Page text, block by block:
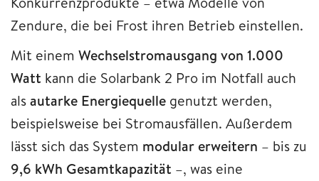
Zendure, die bei Frost ihren Betrieb einstellen.
Mit einem Wechselstromausgang von 1.000
Watt kann die Solarbank 2 Pro im Notfall auch
alsautarke Energiequelle genutzt werden,
beispielsweise bei Stromausfällen. Außerdem
lässt sich das System modular erweitern – bis zu
9,6 kWh Gesamtkapazität –, was eine